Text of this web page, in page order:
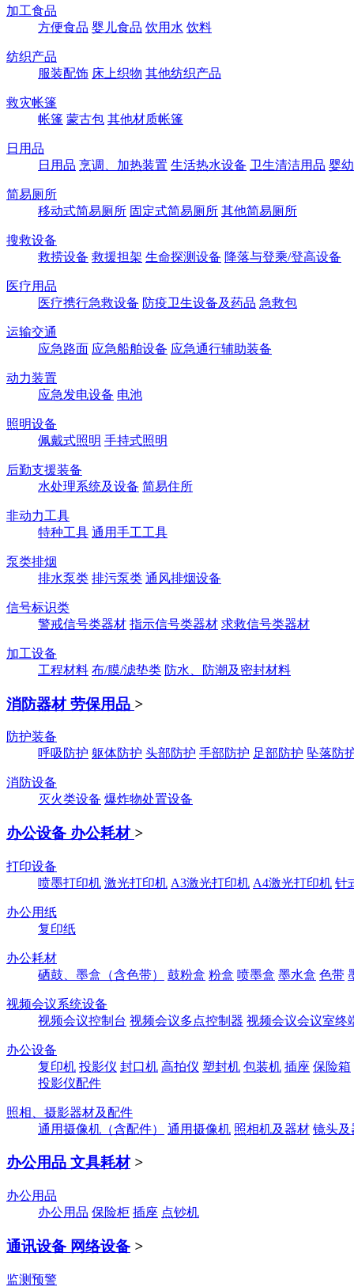
加工食品
方便食品 婴儿食品 饮用水 饮料
纺织产品
服装配饰 床上织物 其他纺织产品
救灾帐篷
帐篷 蒙古包 其他材质帐篷
日用品
日用品 烹调、加热装置 生活热水设备 卫生清洁用品 婴
简易厕所
移动式简易厕所 固定式简易厕所 其他简易厕所
搜救设备
救捞设备 救援担架 生命探测设备 降落与登乘/登高设备
医疗用品
医疗携行急救设备 防疫卫生设备及药品 急救包
运输交通
应急路面 应急船舶设备 应急通行辅助装备
动力装置
应急发电设备 电池
照明设备
佩戴式照明 手持式照明
后勤支援装备
水处理系统及设备 简易住所
非动力工具
特种工具 通用手工工具
泵类排烟
排水泵类 排污泵类 通风排烟设备
信号标识类
警戒信号类器材 指示信号类器材 求救信号类器材
加工设备
工程材料 布/膜/滤垫类 防水、防潮及密封材料
消防器材 劳保用品 >
防护装备
呼吸防护 躯体防护 头部防护 手部防护 足部防护 坠落防
消防设备
灭火类设备 爆炸物处置设备
办公设备 办公耗材 >
打印设备
喷墨打印机 激光打印机 A3激光打印机 A4激光打印机 针
办公用纸
复印纸
办公耗材
硒鼓、墨盒（含色带）
鼓粉盒 粉盒 喷墨盒 墨水盒 色带
视频会议系统设备
视频会议控制台 视频会议多点控制器 视频会议会议室终
办公设备
复印机 投影仪 封口机 高拍仪 塑封机 包装机 插座 保险箱
投影仪配件
照相、摄影器材及配件
通用摄像机（含配件）
通用摄像机 照相机及器材 镜头及
办公用品 文具耗材 >
办公用品
办公用品 保险柜 插座 点钞机
通讯设备 网络设备 >
监测预警